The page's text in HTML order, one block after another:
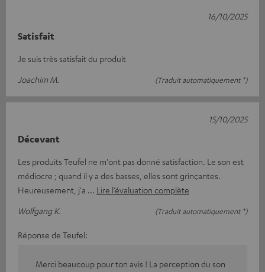
Satisfait
Je suis très satisfait du produit
Joachim M.
(Traduit automatiquement *)
16/10/2025
Décevant
Les produits Teufel ne m'ont pas donné satisfaction. Le son est
médiocre ; quand il y a des basses, elles sont grinçantes.
Heureusement, j'a
Lire l’évaluation complète
Wolfgang K.
(Traduit automatiquement *)
15/10/2025
Réponse de Teufel:
Merci beaucoup pour ton avis ! La perception du son